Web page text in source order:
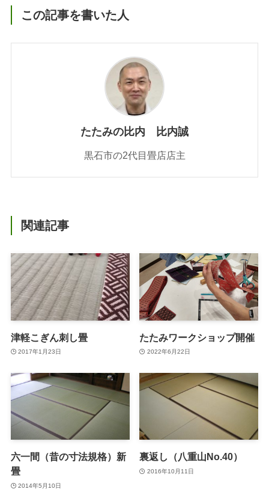
この記事を書いた人
たたみの比内 比内誠
黒石市の2代目畳店店主
関連記事
津軽こぎん刺し畳
2017年1月23日
たたみワークショップ開催
2022年6月22日
六一間（昔の寸法規格）新
畳
2014年5月10日
裏返し（八重山No.40）
2016年10月11日